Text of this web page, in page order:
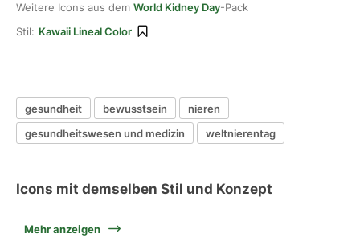
Weitere Icons aus dem World Kidney Day-Pack
Stil: Kawaii Lineal Color
gesundheit bewusstsein
nieren
gesundheitswesen und medizin
weltnierentag
Icons mit demselben Stil und Konzept
Mehr anzeigen